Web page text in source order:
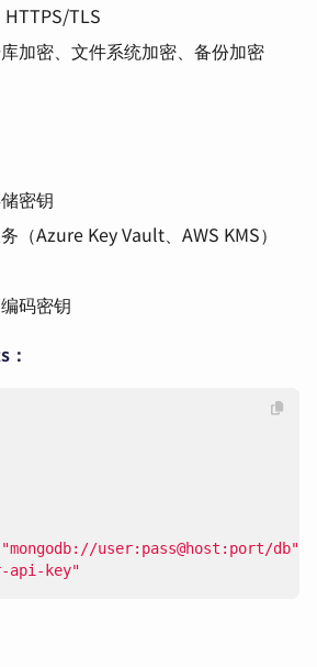
HTTPS/TLS
加密、文件系统加密、备份加密
密钥
（Azure Key Vault、AWS KMS）
码密钥
"mongodb://user:pass@host:port/db"
api-key"